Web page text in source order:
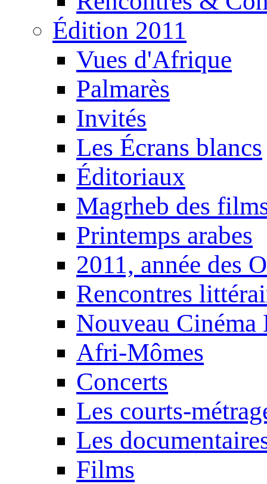
Édition 2011
Vues d'Afrique
Palmarès
Invités
Les Écrans blancs
Éditoriaux
Magrheb des
Printemps arabes
2011, année des
Rencontres
Nouveau Cinéma
Afri-Mômes
Concerts
Les courts-
Les
Films